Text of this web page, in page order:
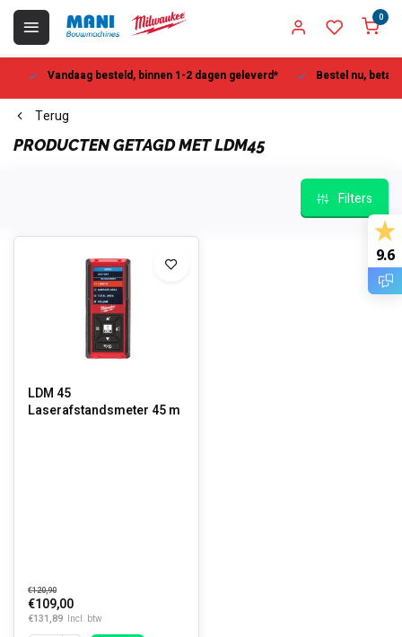
0
Vandaag besteld, binnen 1-2 dagen geleverd* Bestel nu, betaal
Terug
PRODUCTEN GETAGD MET LDM45
Filters
LDM 45
Laserafstandsmeter 45 m
€120,90
€109,00
€131,89 Incl. btw
9.6